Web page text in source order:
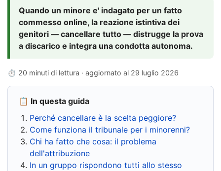
Quando un minore e' indagato per un fatto
commesso online, la reazione istintiva dei
genitori — cancellare tutto — distrugge la prova
a discarico e integra una condotta autonoma.
⏱ 20 minuti di lettura · aggiornato al 29 luglio 2026
📋 In questa guida
Perché cancellare è la scelta peggiore?
Come funziona il tribunale per i minorenni?
Chi ha fatto che cosa: il problema
dell'attribuzione
In un gruppo rispondono tutti allo stesso